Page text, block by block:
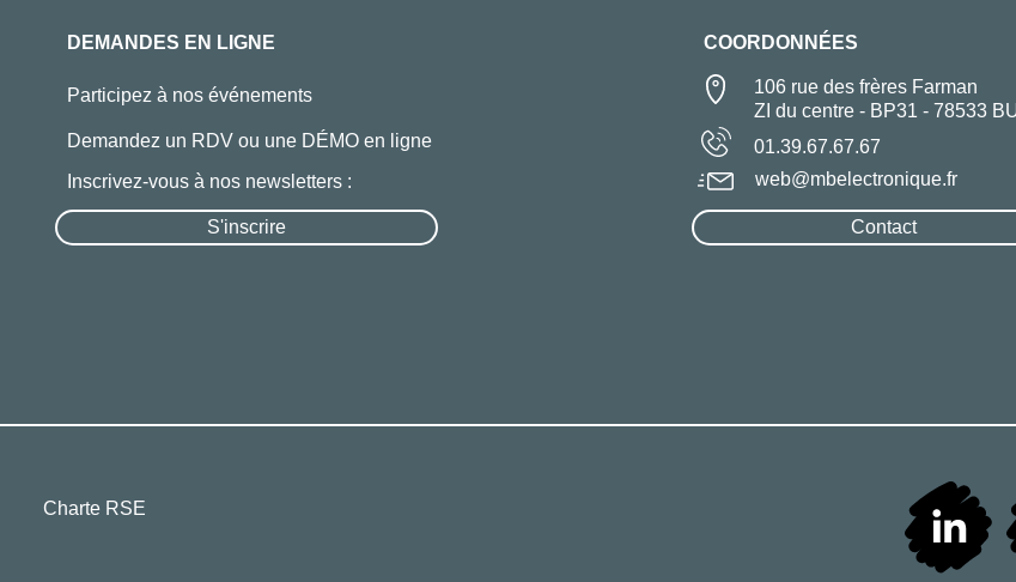
DEMANDES EN LIGNE COORDONNÉES
Participez à nos événements
106 rue des frères Farman
ZI du centre - BP31 - 78533
Demandez un RDV ou une DÉMO en ligne
01.39.67.67.67
Inscrivez-vous à nos newsletters :
Charte RSE
Contact
web@mbelectronique.fr
S'inscrire